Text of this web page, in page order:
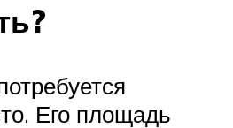
Его площадь